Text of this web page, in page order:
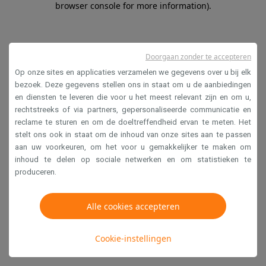
browser console for more information).
Op onze sites en applicaties verzamelen we gegevens over u bij elk
bezoek. Deze gegevens stellen ons in staat om u de aanbiedingen
en diensten te leveren die voor u het meest relevant zijn en om u,
rechtstreeks of via partners, gepersonaliseerde communicatie en
reclame te sturen en om de doeltreffendheid ervan te meten. Het
stelt ons ook in staat om de inhoud van onze sites aan te passen
aan uw voorkeuren, om het voor u gemakkelijker te maken om
inhoud te delen op sociale netwerken en om statistieken te
produceren.
Alle cookies accepteren
Cookie-instellingen
Doorgaan zonder te accepteren